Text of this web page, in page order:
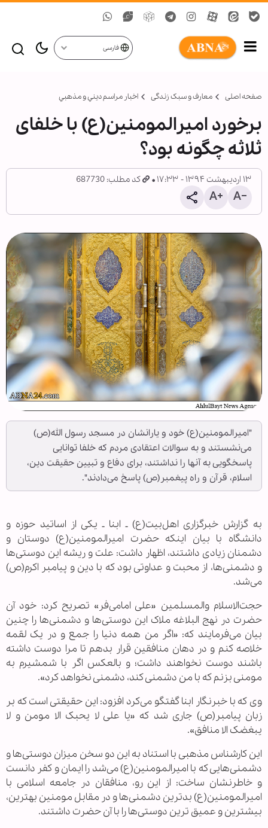
فارسی
صفحه اصلی معارف و سبک زندگی اخبار مراسم ديني و مذهبي
برخورد امیرالمومنین(ع) با خلفای
ثلاثه چگونه بود؟
۱۳ اردیبهشت ۱۳۹۴ - ۱۷:۳۳ کد مطلب: 687730
"امیرالمومنین(ع) خود و یارانشان در مسجد رسول الله(ص)
می‌نشستند و به سوالات اعتقادی مردم که خلفا توانایی
پاسخگویی به آنها را نداشتند، برای دفاع و تبیین حقیقت دین،
اسلام، قرآن و راه پیغمبر(ص) پاسخ می‌دادند".
به گزارش خبرگزاری اهل‌بیت(ع) ـ‌ ابنا ـ یکی از اساتید حوزه و
دانشگاه با بیان اینکه حضرت امیرالمومنین(ع) دوستان و
دشمنان زیادی داشتند، اظهار داشت: علت و ریشه این دوستی‌ها
و دشمنی‌ها، از محبت و عداوتی بود که با دین و پیامبر اکرم(ص)
می‌شد.
حجت‌الاسلام والمسلمین «علی امامی‌فر» تصریح کرد: خود آن
حضرت در نهج البلاغه ملاک این دوستی‌ها و دشمنی‌ها را چنین
بیان می‌فرمایند که: «اگر من همه دنیا را جمع و در یک لقمه
خلاصه کنم و در دهان منافقین قرار بدهم تا مرا دوست داشته
باشند دوست نخواهند داشت؛ و بالعکس اگر با شمشیرم به
مومنی بزنم که با من دشمنی کند، دشمنی نخواهد کرد».
وی که با خبرنگار ابنا گفتگو می‌کرد افزود: این حقیقتی است که بر
زبان پیامبر(ص) جاری شد که «یا علی لا یحبک الا مومن و لا
یبغضک الا منافق».
این کارشناس مذهبی با استناد به این دو سخن میزان دوستی‌ها و
دشمنی‌هایی که با امیرالمومنین(ع) می‌شد را ایمان و کفر دانست
و خاطرنشان ساخت: از این رو، منافقان در جامعه اسلامی با
امیرالمومنین(ع) بدترین دشمنی‌ها و در مقابل مومنین بهترین،
بیشترین و عمیق ترین دوستی‌ها را با آن حضرت داشتند.